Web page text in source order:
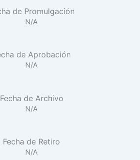
de Promulgación
N/A
de Aprobación
N/A
Fecha de Archivo
N/A
Fecha de Retiro
N/A